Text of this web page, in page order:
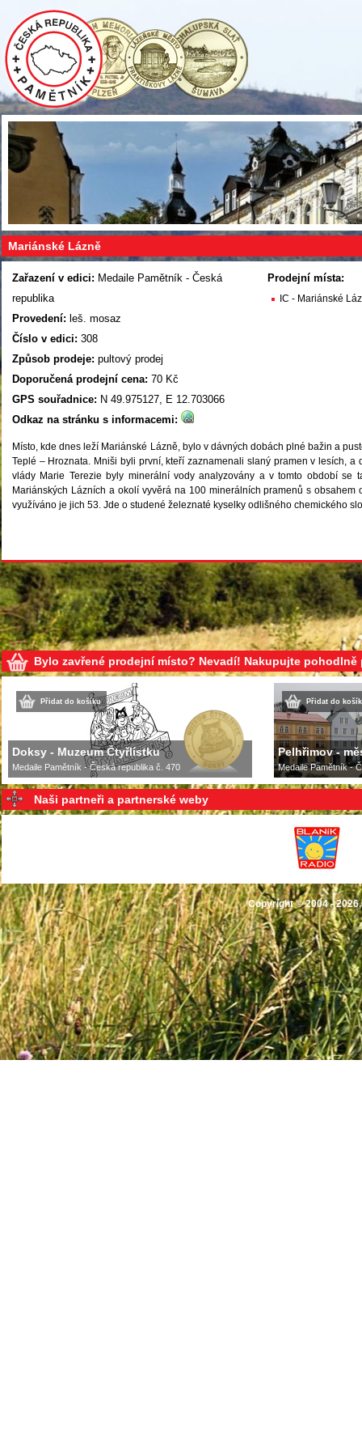
Mariánské Lázně
Zařazení v edici: Medaile Pamětník - Česká
republika
Provedení: leš. mosaz
Číslo v edici: 308
Způsob prodeje: pultový prodej
Doporučená prodejní cena: 70 Kč
GPS souřadnice: N 49.975127, E 12.703066
Odkaz na stránku s informacemi:
Prodejní místa:
IC - Mariánské
Místo, kde dnes leží Mariánské Lázně, bylo v dávných dobách plné bažin a
Teplé – Hroznata. Mniši byli první, kteří zaznamenali slaný pramen v lesích, a
vlády Marie Terezie byly minerální vody analyzovány a v tomto období se
Mariánských Lázních a okolí vyvěrá na 100 minerálních pramenů s
využíváno je jich 53. Jde o studené železnaté kyselky odlišného chemického
Bylo zavřené prodejní místo? Nevadí! Nakupujte
Přidat do košíku
Doksy - Muzeum Čtyřlístku
Medaile Pamětník - Česká republika č. 470
Přidat do
Pelhřimov -
Medaile Pamětník -
Naši partneři a partnerské weby
Copyright © 2004 -